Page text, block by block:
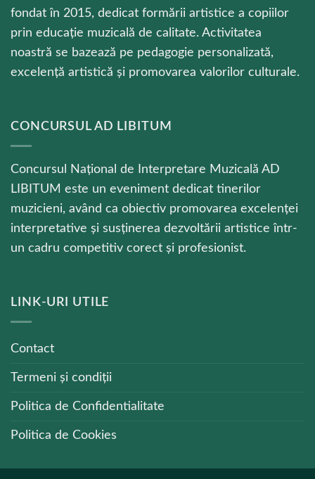
fondat în 2015, dedicat formării artistice a copiilor
prin educație muzicală de calitate. Activitatea
noastră se bazează pe pedagogie personalizată,
excelență artistică și promovarea valorilor culturale.
CONCURSUL AD LIBITUM
Concursul Național de Interpretare Muzicală AD
LIBITUM este un eveniment dedicat tinerilor
muzicieni, având ca obiectiv promovarea excelenței
interpretative și susținerea dezvoltării artistice într-
un cadru competitiv corect și profesionist.
LINK-URI UTILE
Contact
Termeni și condiții
Politica de Confidentialitate
Politica de Cookies